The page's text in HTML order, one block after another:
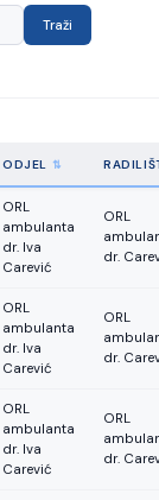
Traži
ODJEL
ORL
ambulanta
dr. Iva
Carević
ORL
dr.
ORL
ambulanta
dr. Iva
Carević
ORL
dr.
ORL
ambulanta
dr. Iva
Carević
ORL
dr.